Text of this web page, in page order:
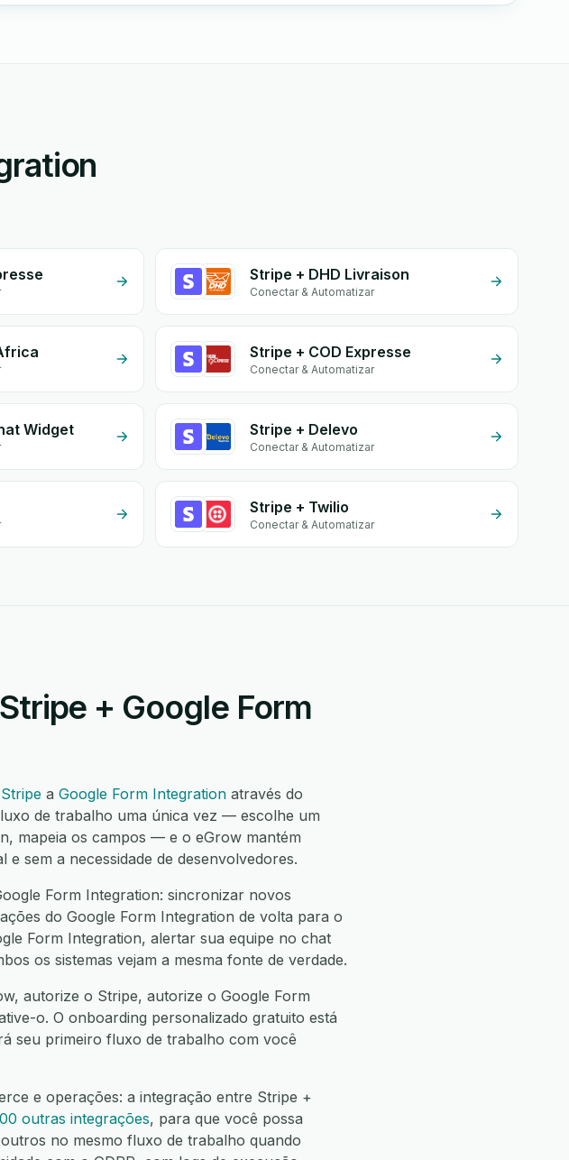
Stripe + DHD Livraison
Conectar & Automatizar
Stripe + COD Expresse
Conectar & Automatizar
Widget Stripe + Delevo
Conectar & Automatizar
Stripe + Twilio
Conectar & Automatizar
+ Google Form
Stripe a Google Form Integration através do
de trabalho uma única vez — escolhe um
mapeia os campos — e o eGrow mantém
sem a necessidade de desenvolvedores.
Form Integration: sincronizar novos
do Google Form Integration de volta para o
Form Integration, alertar sua equipe no chat
os sistemas vejam a mesma fonte de verdade.
autorize o Stripe, autorize o Google Form
o. O onboarding personalizado gratuito está
seu primeiro fluxo de trabalho com você
e operações: a integração entre Stripe +
outras integrações, para que você possa
no mesmo fluxo de trabalho quando